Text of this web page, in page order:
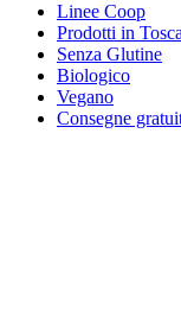
Linee Coop
Prodotti in
Senza Glutine
Biologico
Vegano
Consegne